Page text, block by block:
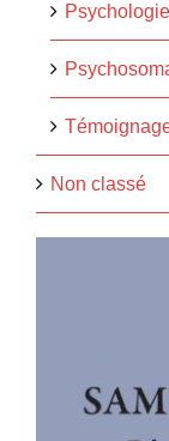
Psychologie
Non classé